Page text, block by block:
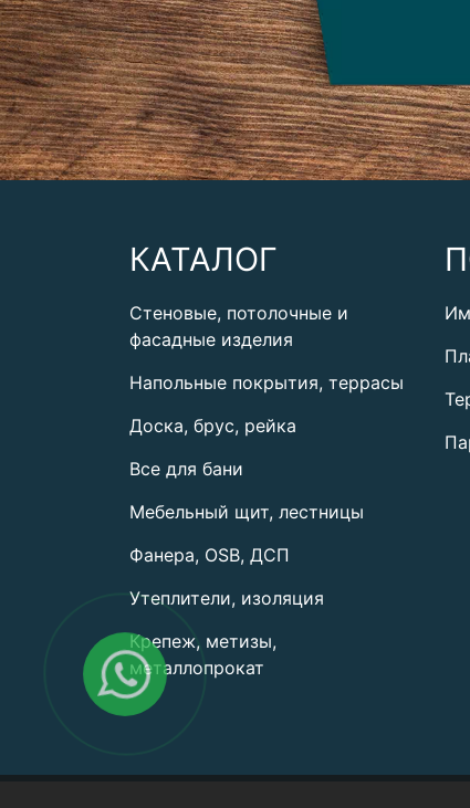
КАТАЛОГ
Стеновые, потолочные и
фасадные изделия
Напольные покрытия, террасы
Доска, брус, рейка
Все для бани
Мебельный щит, лестницы
Фанера, OSB, ДСП
Утеплители, изоляция
Крепеж, метизы,
металлопрокат